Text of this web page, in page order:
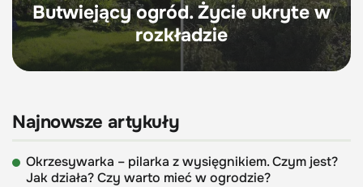
Butwiejący ogród. Życie ukryte w
rozkładzie
Najnowsze artykuły
Okrzesywarka – pilarka z wysięgnikiem. Czym jest?
Jak działa? Czy warto mieć w ogrodzie?